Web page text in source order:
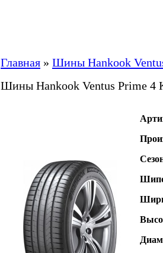
Главная » Шины Hankook
Шины Hankook Ventus Prime 4